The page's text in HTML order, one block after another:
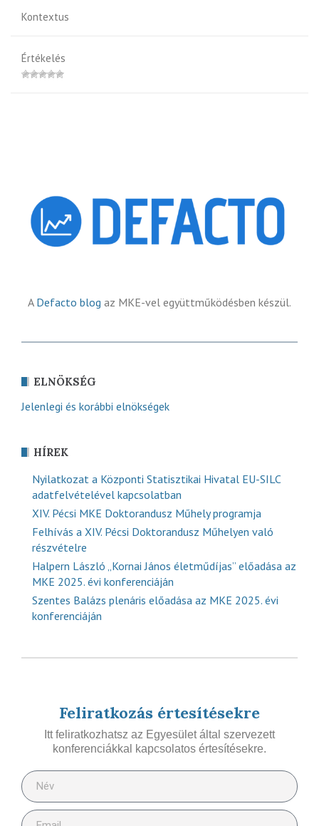
Kontextus
Értékelés
A Defacto blog az MKE-vel együttműködésben készül.
ELNÖKSÉG
Jelenlegi és korábbi elnökségek
HÍREK
Nyilatkozat a Központi Statisztikai Hivatal EU-SILC
adatfelvételével kapcsolatban
XIV. Pécsi MKE Doktorandusz Műhely programja
Felhívás a XIV. Pécsi Doktorandusz Műhelyen való
részvételre
Halpern László „Kornai János életműdíjas” előadása az
MKE 2025. évi konferenciáján
Szentes Balázs plenáris előadása az MKE 2025. évi
konferenciáján
Feliratkozás értesítésekre
Itt feliratkozhatsz az Egyesület által szervezett
konferenciákkal kapcsolatos értesítésekre.